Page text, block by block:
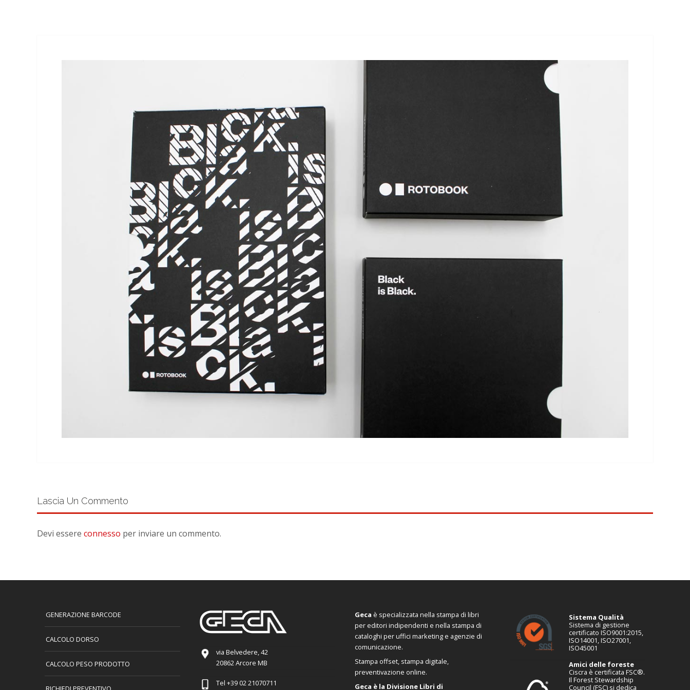
Lascia Un Commento
Devi essere connesso per inviare un commento.
GENERAZIONE BARCODE
CALCOLO DORSO
CALCOLO PESO PRODOTTO
via Belvedere, 42
20862 Arcore MB
Tel +39 02 21070711
Geca è specializzata nella stampa di libri
per editori indipendenti e nella stampa di
cataloghi per uffici marketing e agenzie di
comunicazione.
Stampa offset, stampa digitale,
preventivazione online.
Geca è la Divisione Libri di
Sistema Qualità
Sistema di gestione
certificato ISO9001:2015,
ISO14001, ISO27001,
ISO45001
Amici delle foreste
Ciscra è certificata FSC®.
Il Forest Stewardship
Council (FSC) si dedica